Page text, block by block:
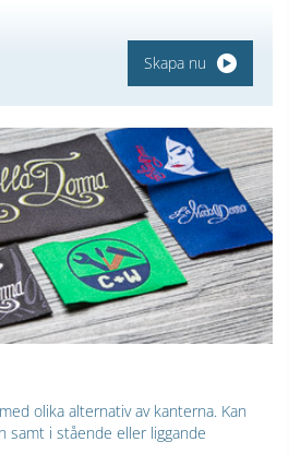
Skapa nu
olika alternativ av kanterna. Kan
samt i stående eller liggande